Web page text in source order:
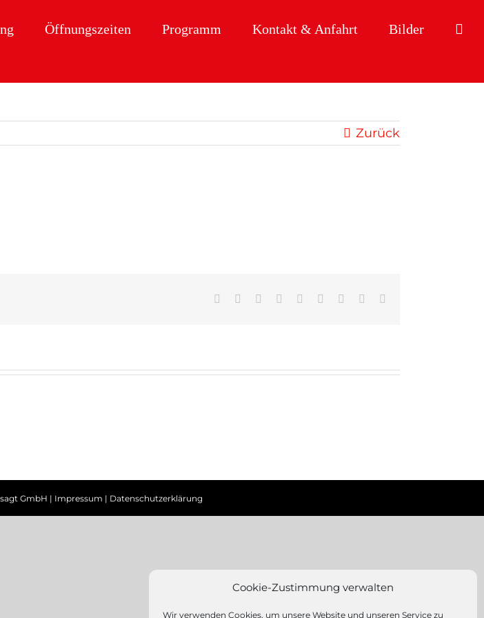
Cookie-Zustimmung verwalten
Wir verwenden Cookies, um unsere Website und unseren Service zu
Öffnungszeiten Programm Kontakt & Anfahrt Bilder
Zurück
Facebook Reddit LinkedInWhatsApp
TumblrPinterest
GmbH | Impressum | Datenschutzerklärung